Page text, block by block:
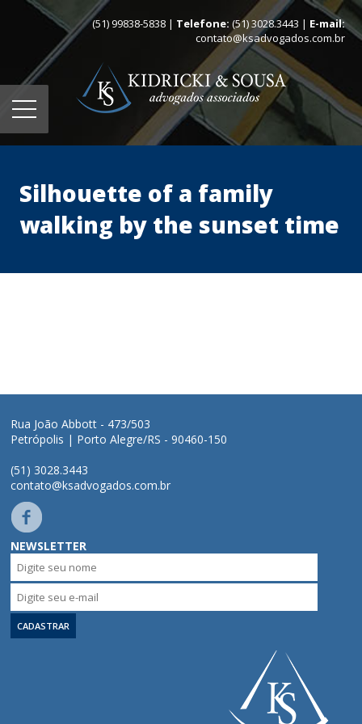
(51) 99838-5838 | Telefone: (51) 3028.3443 | E-mail:
contato@ksadvogados.com.br
Áreas de Atuação
Profissionais
Publicações
Silhouette of a family
walking by the sunset time
Rua João Abbott - 473/503
Petrópolis | Porto Alegre/RS - 90460-150
(51) 3028.3443
contato@ksadvogados.com.br
NEWSLETTER